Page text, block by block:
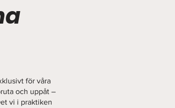
för våra
och uppåt –
vi i praktiken